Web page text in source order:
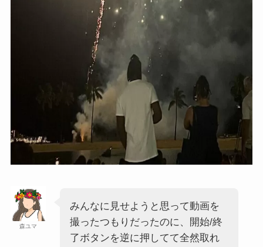
森ユマ
みんなに見せようと思って動画を
撮ったつもりだったのに、開始/終
了ボタンを逆に押してて全然取れ